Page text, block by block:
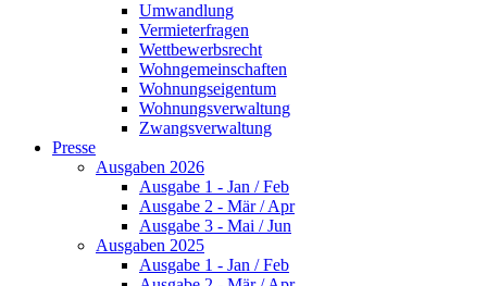
Umwandlung
Vermieterfragen
Wettbewerbsrecht
Wohngemeinschaften
Wohnungseigentum
Wohnungsverwaltung
Zwangsverwaltung
Presse
Ausgaben 2026
Ausgabe 1 - Jan / Feb
Ausgabe 2 - Mär / Apr
Ausgabe 3 - Mai / Jun
Ausgaben 2025
Ausgabe 1 - Jan / Feb